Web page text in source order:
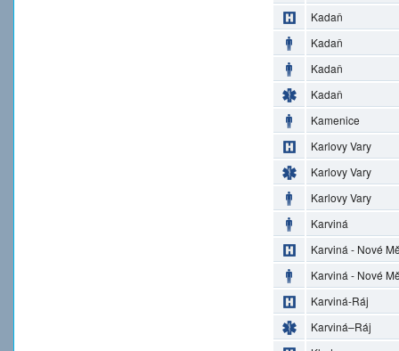
Kadaň
Kadaň
Kadaň
Kadaň
Kamenice
Karlovy Vary
Karlovy Vary
Karlovy Vary
Karviná
Karviná - Nové
Karviná - Nové
Karviná-Ráj
Karviná–Ráj